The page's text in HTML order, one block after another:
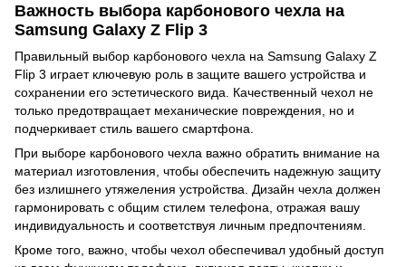
Важность выбора карбонового чехла на
Samsung Galaxy Z Flip 3
Правильный выбор карбонового чехла на Samsung Galaxy Z
Flip 3 играет ключевую роль в защите вашего устройства и
сохранении его эстетического вида. Качественный чехол не
только предотвращает механические повреждения, но и
подчеркивает стиль вашего смартфона.
При выборе карбонового чехла важно обратить внимание на
материал изготовления, чтобы обеспечить надежную защиту
без излишнего утяжеления устройства. Дизайн чехла должен
гармонировать с общим стилем телефона, отражая вашу
индивидуальность и соответствуя личным предпочтениям.
Кроме того, важно, чтобы чехол обеспечивал удобный доступ